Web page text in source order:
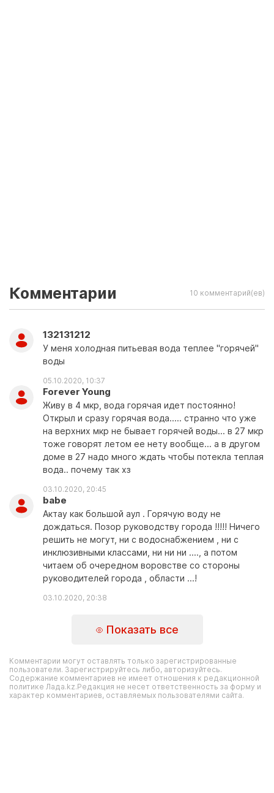
Комментарии 10 комментарий(ев)
132131212
У меня холодная питьевая вода теплее "горячей"
воды
05.10.2020, 10:37
Forever Young
Живу в 4 мкр, вода горячая идет постоянно!
Открыл и сразу горячая вода..... странно что уже
на верхних мкр не бывает горячей воды... в 27 мкр
тоже говорят летом ее нету вообще... а в другом
доме в 27 надо много ждать чтобы потекла теплая
вода.. почему так хз
03.10.2020, 20:45
babe
Актау как большой аул . Горячую воду не
дождаться. Позор руководству города !!!!! Ничего
решить не могут, ни с водоснабжением , ни с
инклюзивными классами, ни ни ни ...., а потом
читаем об очередном воровстве со стороны
руководителей города , области ...!
03.10.2020, 20:38
Показать все
Комментарии могут оставлять только зарегистрированные
пользователи. Зарегистрируйтесь либо, авторизуйтесь.
Содержание комментариев не имеет отношения к редакционной
политике Лада.kz.Редакция не несет ответственность за форму и
характер комментариев, оставляемых пользователями сайта.